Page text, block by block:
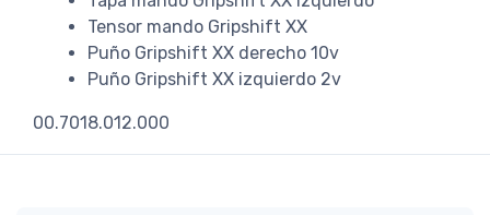
Tensor mando Gripshift XX
Puño Gripshift XX derecho 10v
Puño Gripshift XX izquierdo 2v
00.7018.012.000